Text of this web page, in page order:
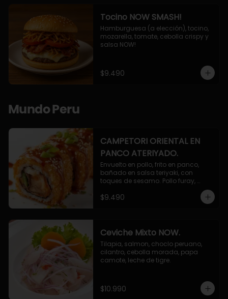
Tocino NOW SMASH!
Hamburguesa (a elección), tocino,
mozarella, tomate, cebolla crispy y
salsa NOW!
$9.490
Mundo Peru
CAMPETORI ORIENTAL EN
PANCO ATERIYADO.
Envuelto en pollo, frito en panco,
bañado en salsa teriyaki, con
toques de sesamo. Pollo furay,
queso, champiñon furay, cebollin.
$9.490
Ceviche Mixto NOW.
Tilapia, salmon, choclo peruano,
cilantro, cebolla morada, papa
camote, leche de tigre.
$10.990